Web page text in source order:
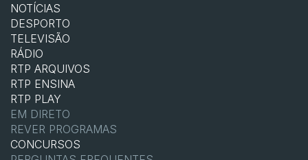
NOTÍCIAS
DESPORTO
TELEVISÃO
RÁDIO
RTP ARQUIVOS
RTP ENSINA
RTP PLAY
EM DIRETO
REVER PROGRAMAS
CONCURSOS